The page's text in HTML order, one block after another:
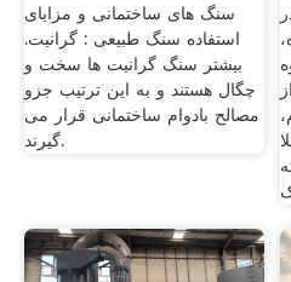
سنگ های ساختمانی و مزایای
استفاده سنگ طبیعی : گرانیت.
بیشتر سنگ گرانیت ها سخت و
چگال هستند و به این ترتیب جزو
مصالح بادوام ساختمانی قرار می
گیرند.